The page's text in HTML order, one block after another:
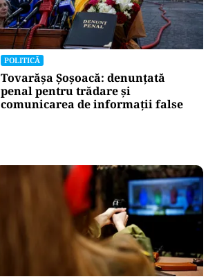
POLITICĂ
Tovarășa Șoșoacă: denunțată
penal pentru trădare și
comunicarea de informații false